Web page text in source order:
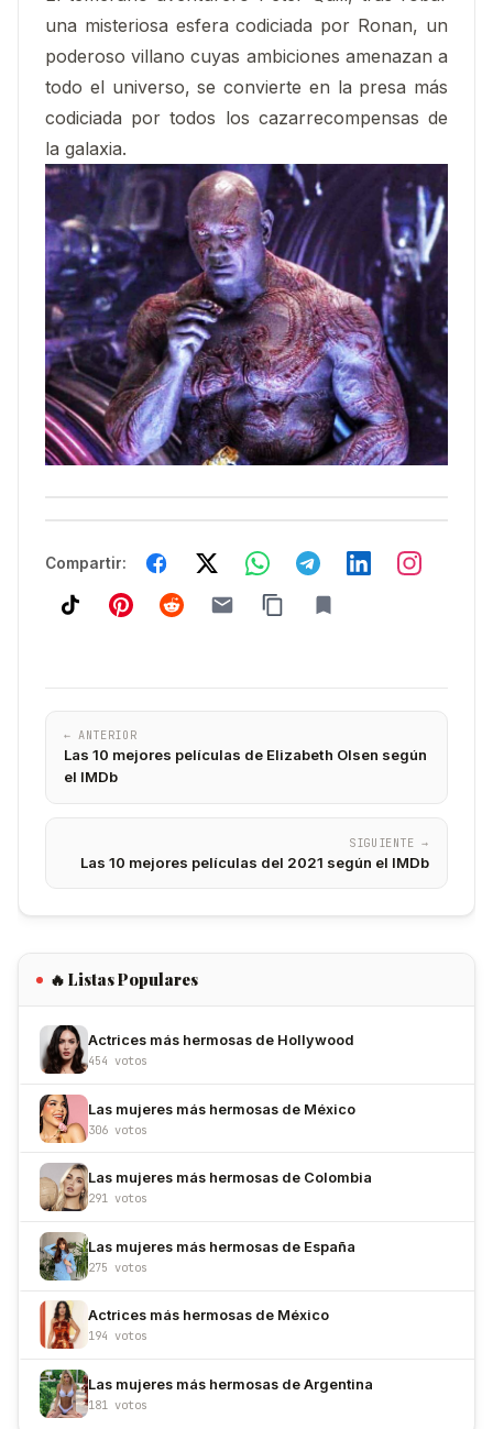
una misteriosa esfera codiciada por Ronan, un
poderoso villano cuyas ambiciones amenazan a
todo el universo, se convierte en la presa más
codiciada por todos los cazarrecompensas de
la galaxia.
Compartir:
← ANTERIOR
Las 10 mejores películas de Elizabeth Olsen según
el IMDb
SIGUIENTE →
Las 10 mejores películas del 2021 según el IMDb
🔥 Listas Populares
Actrices más hermosas de Hollywood
454 votos
Las mujeres más hermosas de México
306 votos
Las mujeres más hermosas de Colombia
291 votos
Las mujeres más hermosas de España
275 votos
Actrices más hermosas de México
194 votos
Las mujeres más hermosas de Argentina
181 votos